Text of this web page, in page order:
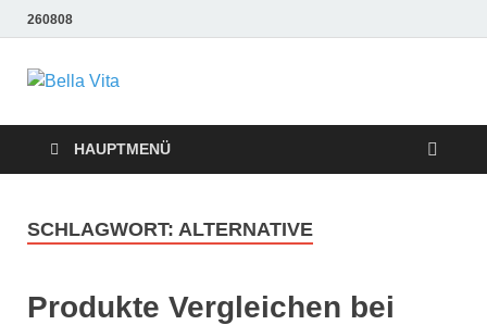
260808
Bella Vita
Wellness Fitness
Tipps
Tipps
HAUPTMENÜ
SCHLAGWORT: ALTERNATIVE
Produkte Vergleichen bei